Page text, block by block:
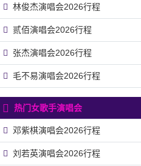
林俊杰演唱会2026行程
贰佰演唱会2026行程
张杰演唱会2026行程
毛不易演唱会2026行程
热门女歌手演唱会
邓紫棋演唱会2026行程
刘若英演唱会2026行程